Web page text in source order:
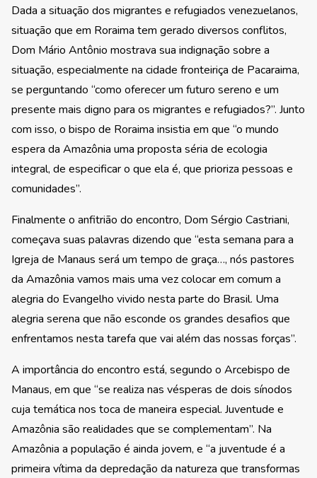
Dada a situação dos migrantes e refugiados venezuelanos,
situação que em Roraima tem gerado diversos conflitos,
Dom Mário Antônio mostrava sua indignação sobre a
situação, especialmente na cidade fronteiriça de Pacaraima,
se perguntando “como oferecer um futuro sereno e um
presente mais digno para os migrantes e refugiados?”. Junto
com isso, o bispo de Roraima insistia em que “o mundo
espera da Amazônia uma proposta séria de ecologia
integral, de especificar o que ela é, que prioriza pessoas e
comunidades”.
Finalmente o anfitrião do encontro, Dom Sérgio Castriani,
começava suas palavras dizendo que “esta semana para a
Igreja de Manaus será um tempo de graça…, nós pastores
da Amazônia vamos mais uma vez colocar em comum a
alegria do Evangelho vivido nesta parte do Brasil. Uma
alegria serena que não esconde os grandes desafios que
enfrentamos nesta tarefa que vai além das nossas forças”.
A importância do encontro está, segundo o Arcebispo de
Manaus, em que “se realiza nas vésperas de dois sínodos
cuja temática nos toca de maneira especial. Juventude e
Amazônia são realidades que se complementam”. Na
Amazônia a população é ainda jovem, e “a juventude é a
primeira vítima da depredação da natureza que transformas